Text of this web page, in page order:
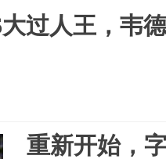
过人王，韦
重新开始，